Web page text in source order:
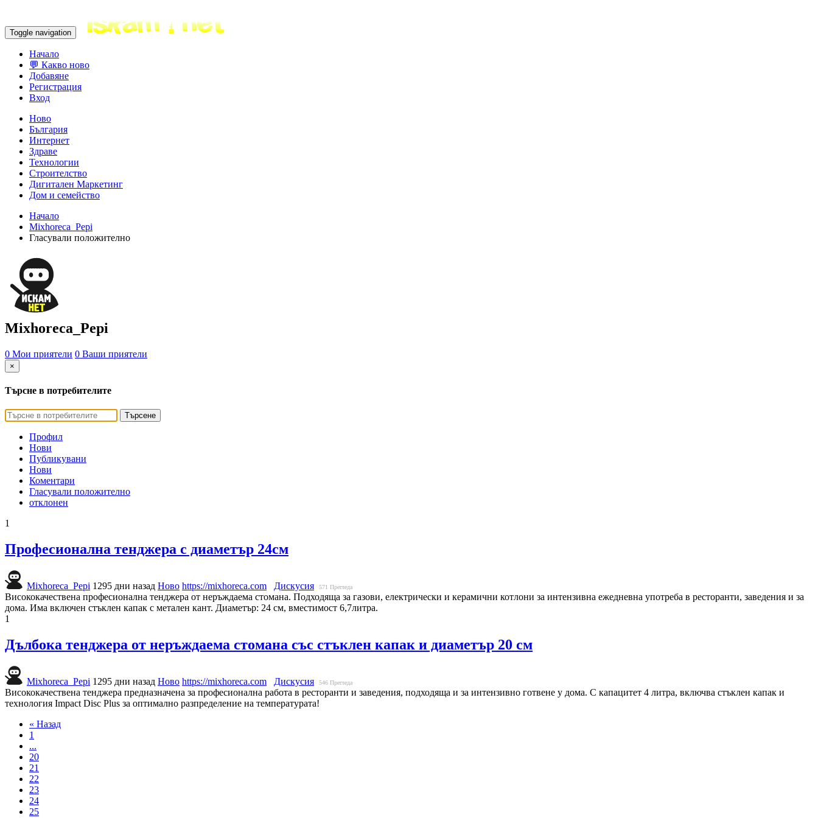
Toggle navigation
Начало
💬 Какво ново
Добавяне
Регистрация
Вход
Ново
България
Интернет
Здраве
Технологии
Строителство
Дигитален Маркетинг
Дом и семейство
Начало
Mixhoreca_Pepi
Гласували положително
Mixhoreca_Pepi
0 Мои приятели 0 Ваши приятели
×
Търсне в потребителите
Търсене
Профил
Нови
Публикувани
Нови
Коментари
Гласували положително
отклонен
1
Професионална тенджера с диаметър 24см
Mixhoreca_Pepi 1295 дни назад Ново https://mixhoreca.com Дискусия 571 Прегледа
Висококачествена професионална тенджера от неръждаема стомана. Подходяща за газови, електрически и керамични котлони за интензивна ежедневна употреба в ресторанти, заведения и за
дома. Има включен стъклен капак с метален кант. Диаметър: 24 см, вместимост 6,7литра.
1
Дълбока тенджера от неръждаема стомана със стъклен капак и диаметър 20 см
Mixhoreca_Pepi 1295 дни назад Ново https://mixhoreca.com Дискусия 546 Прегледа
Висококачествена тенджера предназначена за професионална работа в ресторанти и заведения, подходяща и за интензивно готвене у дома. С капацитет 4 литра, включва стъклен капак и
технология Impact Disc Plus за оптимално разпределение на температурата!
« Назад
1
...
20
21
22
23
24
25